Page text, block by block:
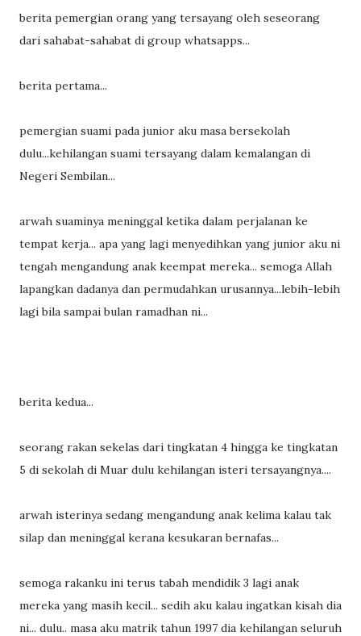
berita pemergian orang yang tersayang oleh seseorang
dari sahabat-sahabat di group whatsapps...
berita pertama...
pemergian suami pada junior aku masa bersekolah
dulu...kehilangan suami tersayang dalam kemalangan di
Negeri Sembilan...
arwah suaminya meninggal ketika dalam perjalanan ke
tempat kerja... apa yang lagi menyedihkan yang junior aku ni
tengah mengandung anak keempat mereka... semoga Allah
lapangkan dadanya dan permudahkan urusannya...lebih-lebih
lagi bila sampai bulan ramadhan ni...
berita kedua...
seorang rakan sekelas dari tingkatan 4 hingga ke tingkatan
5 di sekolah di Muar dulu kehilangan isteri tersayangnya....
arwah isterinya sedang mengandung anak kelima kalau tak
silap dan meninggal kerana kesukaran bernafas...
semoga rakanku ini terus tabah mendidik 3 lagi anak
mereka yang masih kecil... sedih aku kalau ingatkan kisah dia
ni... dulu.. masa aku matrik tahun 1997 dia kehilangan seluruh